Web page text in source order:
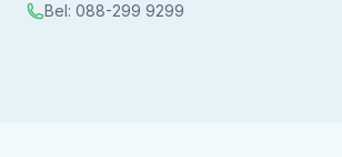
Bel: 088-299 9299